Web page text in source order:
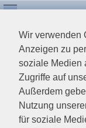
Wir verwenden
Anzeigen zu
soziale Medien
Zugriffe auf
Außerdem
Nutzung
für soziale